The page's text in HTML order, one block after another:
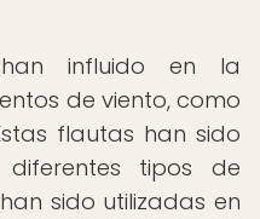
influido en la
de viento, como
flautas han sido
tipos de
sido utilizadas en